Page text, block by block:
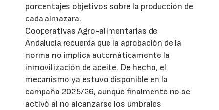
porcentajes objetivos sobre la producción de
cada almazara.
Cooperativas Agro-alimentarias de
Andalucía recuerda que la aprobación de la
norma no implica automáticamente la
inmovilización de aceite. De hecho, el
mecanismo ya estuvo disponible en la
campaña 2025/26, aunque finalmente no se
activó al no alcanzarse los umbrales